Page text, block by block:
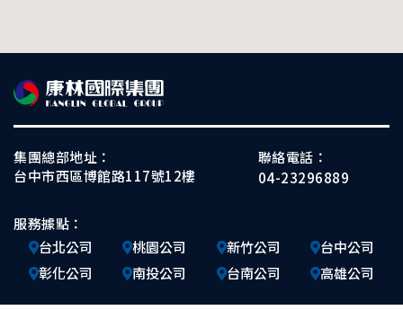
集團總部地址：
台中市西區博館路117號12樓
聯絡電話：
04-23296889
服務據點：
台北公司
桃園公司 新竹公司
台中公司
彰化公司
南投公司 台南公司 高雄公司